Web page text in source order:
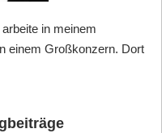
in meinem
einem Großkonzern. Dort